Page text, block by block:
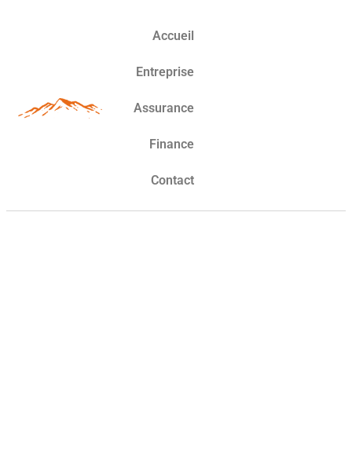
Accueil
Entreprise
Assurance
Finance
Contact